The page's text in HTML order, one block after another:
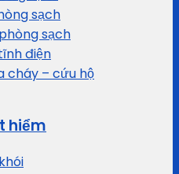
sạch
sạch
điện
cháy – cứu hộ
hiểm